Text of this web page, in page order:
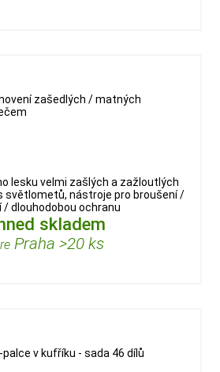
zašedlých / matných
lesku velmi zašlých a zažloutlých
světlometů, nástroje pro broušení /
/ dlouhodobou ochranu
skladem
Praha >20 ks
v kufříku - sada 46 dílů